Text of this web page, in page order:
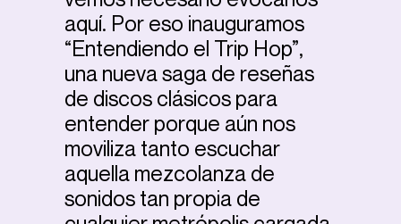
aquí. Por eso inauguramos
“Entendiendo el Trip Hop”,
una nueva saga de reseñas
de discos clásicos para
entender porque aún nos
moviliza tanto escuchar
aquella mezcolanza de
sonidos tan propia de